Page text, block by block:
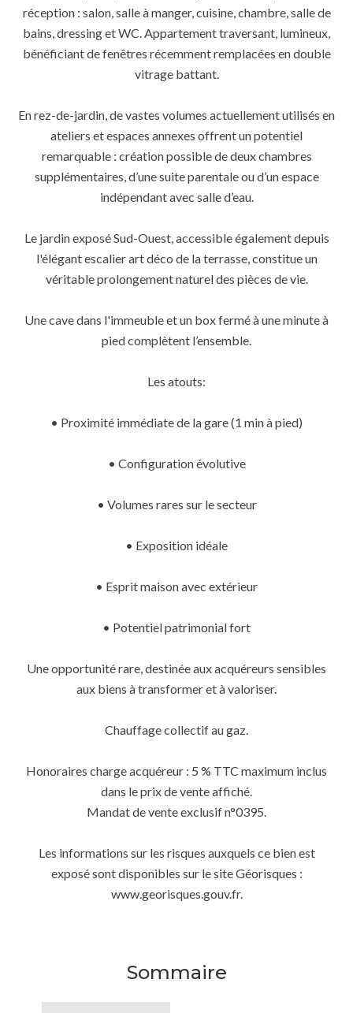
réception : salon, salle à manger, cuisine, chambre, salle de
bains, dressing et WC. Appartement traversant, lumineux,
bénéficiant de fenêtres récemment remplacées en double
vitrage battant.
En rez-de-jardin, de vastes volumes actuellement utilisés en
ateliers et espaces annexes offrent un potentiel
remarquable : création possible de deux chambres
supplémentaires, d’une suite parentale ou d’un espace
indépendant avec salle d’eau.
Le jardin exposé Sud-Ouest, accessible également depuis
l'élégant escalier art déco de la terrasse, constitue un
véritable prolongement naturel des pièces de vie.
Une cave dans l'immeuble et un box fermé à une minute à
pied complètent l’ensemble.
Les atouts:
• Proximité immédiate de la gare (1 min à pied)
• Configuration évolutive
• Volumes rares sur le secteur
• Exposition idéale
• Esprit maison avec extérieur
• Potentiel patrimonial fort
Une opportunité rare, destinée aux acquéreurs sensibles
aux biens à transformer et à valoriser.
Chauffage collectif au gaz.
Honoraires charge acquéreur : 5 % TTC maximum inclus
dans le prix de vente affiché.
Mandat de vente exclusif n°0395.
Les informations sur les risques auxquels ce bien est
exposé sont disponibles sur le site Géorisques :
www.georisques.gouv.fr.
Sommaire